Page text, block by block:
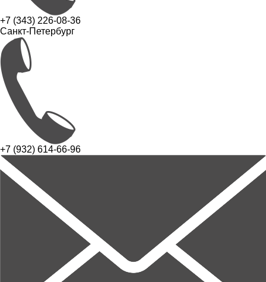
+7 (343) 226-08-36
Санкт-Петербург
+7 (932) 614-66-96